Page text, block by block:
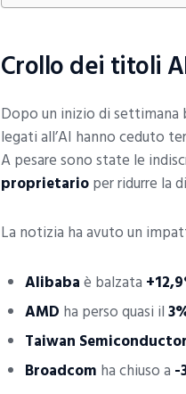
Crollo dei titoli
Dopo un inizio di
legati all’AI hanno ceduto
A pesare sono state le
proprietarioper ridurre la
La notizia ha avuto un
Alibabaè balzata
AMD ha perso quasi il
Taiwan Semiconductor
Broadcom ha chiuso a -